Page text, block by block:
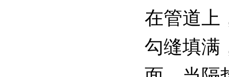
在管道上
勾缝填满